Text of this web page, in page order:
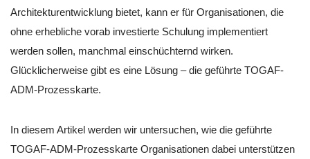
Architekturentwicklung bietet, kann er für Organisationen, die
ohne erhebliche vorab investierte Schulung implementiert
werden sollen, manchmal einschüchternd wirken.
Glücklicherweise gibt es eine Lösung – die geführte TOGAF-
ADM-Prozesskarte.
In diesem Artikel werden wir untersuchen, wie die geführte
TOGAF-ADM-Prozesskarte Organisationen dabei unterstützen